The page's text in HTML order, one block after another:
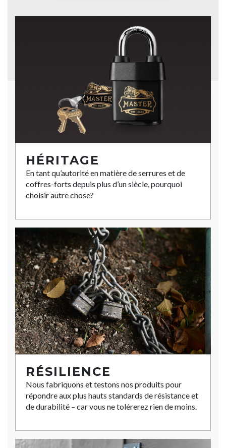
HÉRITAGE
En tant qu’autorité en matière de serrures et de
coffres-forts depuis plus d’un siècle, pourquoi
choisir autre chose?
RÉSILIENCE
Nous fabriquons et testons nos produits pour
répondre aux plus hauts standards de résistance et
de durabilité – car vous ne tolérerez rien de moins.